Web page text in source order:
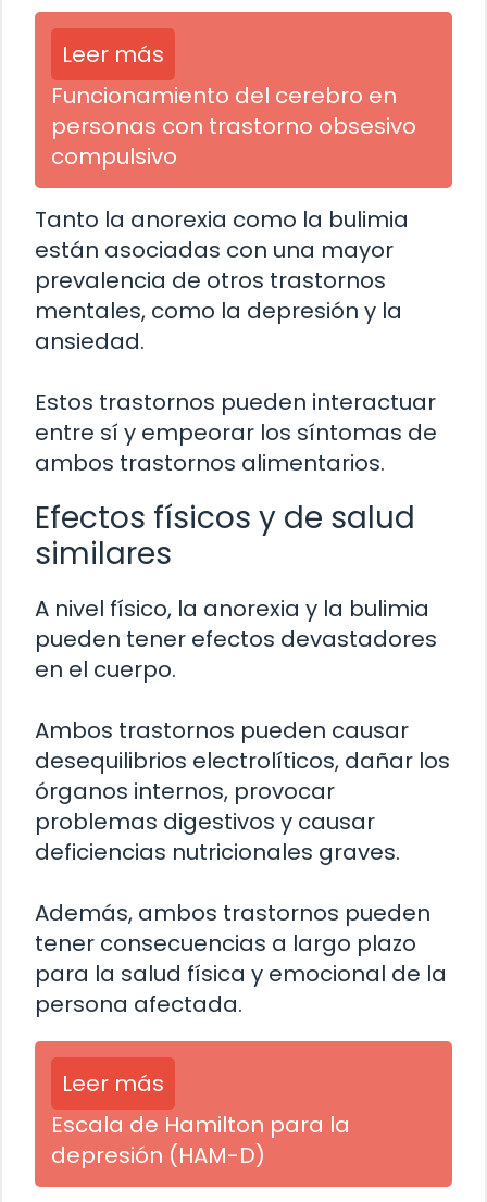
Leer más
Funcionamiento del cerebro en
personas con trastorno obsesivo
compulsivo
Tanto la anorexia como la bulimia
están asociadas con una mayor
prevalencia de otros trastornos
mentales, como la depresión y la
ansiedad.
Estos trastornos pueden interactuar
entre sí y empeorar los síntomas de
ambos trastornos alimentarios.
Efectos físicos y de salud
similares
A nivel físico, la anorexia y la bulimia
pueden tener efectos devastadores
en el cuerpo.
Ambos trastornos pueden causar
desequilibrios electrolíticos, dañar los
órganos internos, provocar
problemas digestivos y causar
deficiencias nutricionales graves.
Además, ambos trastornos pueden
tener consecuencias a largo plazo
para la salud física y emocional de la
persona afectada.
Leer más
Escala de Hamilton para la
depresión (HAM-D)